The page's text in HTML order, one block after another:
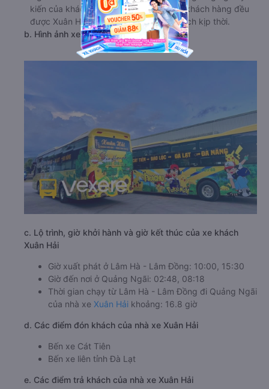
kiến của khách hàng. Mọi phản hồi của khách hàng đều
được Xuân Hải ghi nhận và xử lý một cách kịp thời.
b. Hình ảnh xe Xuân Hải
c. Lộ trình, giờ khởi hành và giờ kết thúc của xe khách
Xuân Hải
Giờ xuất phát ở Lâm Hà - Lâm Đồng: 10:00, 15:30
Giờ đến nơi ở Quảng Ngãi: 02:48, 08:18
Thời gian chạy từ Lâm Hà - Lâm Đồng đi Quảng Ngãi
của nhà xe Xuân Hải khoảng: 16.8 giờ
d. Các điểm đón khách của nhà xe Xuân Hải
Bến xe Cát Tiên
Bến xe liên tỉnh Đà Lạt
e. Các điểm trả khách của nhà xe Xuân Hải